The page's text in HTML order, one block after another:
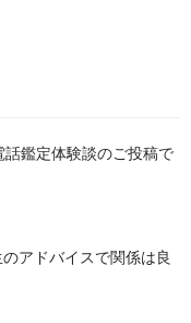
鑑定体験談のご投稿で
アドバイスで関係は良